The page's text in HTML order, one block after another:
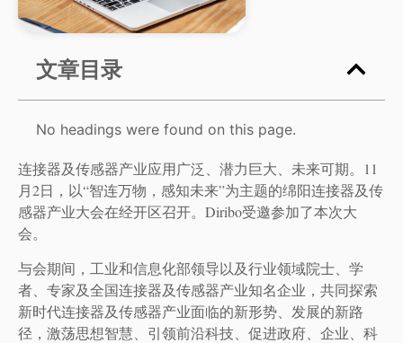
文章目录
No headings were found on this page.
连接器及传感器产业应用广泛、潜力巨大、未来可期。11
月2日，以“智连万物，感知未来”为主题的绵阳连接器及传
感器产业大会在经开区召开。Diribo受邀参加了本次大
会。
与会期间，工业和信息化部领导以及行业领域院士、学
者、专家及全国连接器及传感器产业知名企业，共同探索
新时代连接器及传感器产业面临的新形势、发展的新路
径，激荡思想智慧、引领前沿科技、促进政府、企业、科